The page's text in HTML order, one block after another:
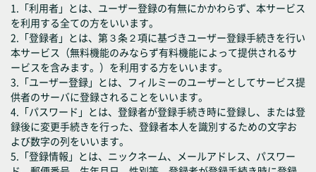
1.「利用者」とは、ユーザー登録の有無にかかわらず、本サービス
を利用する全ての方をいいます。
2.「登録者」とは、第３条２項に基づきユーザー登録手続きを行い
本サービス（無料機能のみならず有料機能によって提供されるサ
ービスを含みます。）を利用する方をいいます。
3.「ユーザー登録」とは、フィルミーのユーザーとしてサービス提
供者のサーバに登録されることをいいます。
4.「パスワード」とは、登録者が登録手続き時に登録し、または登
録後に変更手続きを行った、登録者本人を識別するための文字お
よび数字の列をいいます。
5.「登録情報」とは、ニックネーム、メールアドレス、パスワー